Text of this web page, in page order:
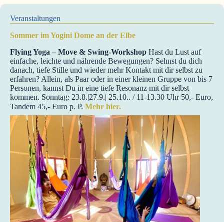
Veranstaltungen
Sommer im Yogini Dome an der Elbe
Flying Yoga – Move & Swing-Workshop Hast du Lust auf
einfache, leichte und nährende Bewegungen? Sehnst du dich
danach, tiefe Stille und wieder mehr Kontakt mit dir selbst zu
erfahren? Allein, als Paar oder in einer kleinen Gruppe von bis 7
Personen, kannst Du in eine tiefe Resonanz mit dir selbst
kommen. Sonntag: 23.8.|27.9.| 25.10.. / 11-13.30 Uhr 50,- Euro,
Tandem 45,- Euro p. P. Mehr hier.